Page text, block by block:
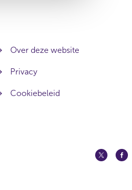
Over deze website
Privacy
Cookiebeleid